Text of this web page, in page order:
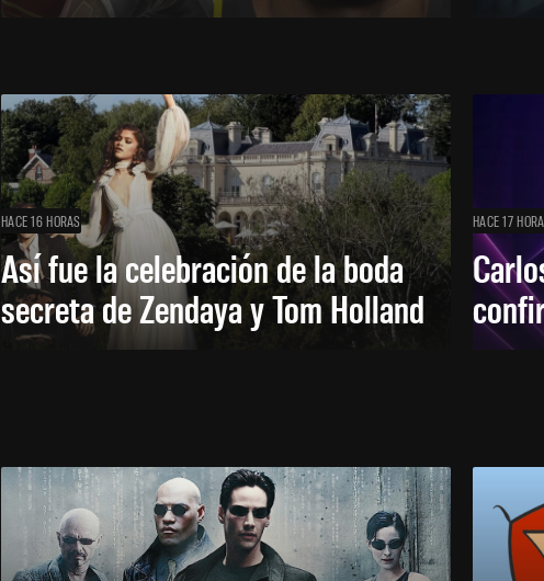
HACE 16 HORAS
Así fue la celebración de la boda
secreta de Zendaya y Tom Holland
HACE 17